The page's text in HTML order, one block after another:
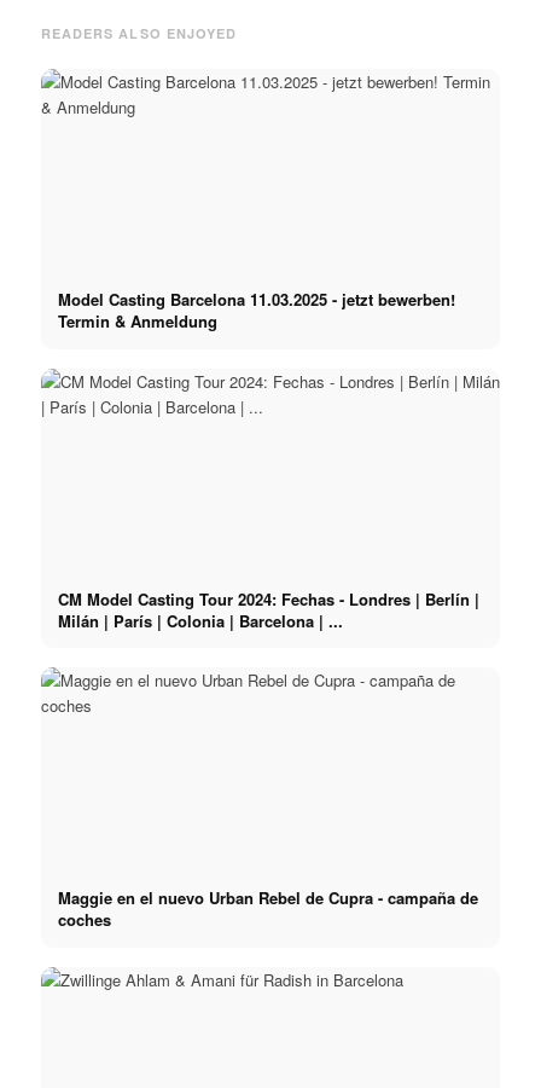
READERS ALSO ENJOYED
Model Casting Barcelona 11.03.2025 - jetzt bewerben!
Termin & Anmeldung
CM Model Casting Tour 2024: Fechas - Londres | Berlín |
Milán | París | Colonia | Barcelona | ...
Maggie en el nuevo Urban Rebel de Cupra - campaña de
coches